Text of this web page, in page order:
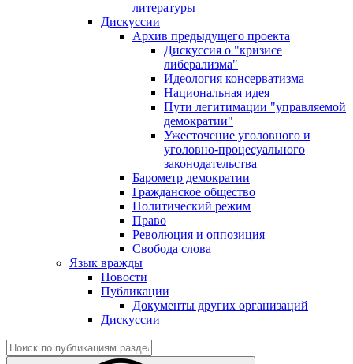
литературы
Дискуссии
Архив предыдущего проекта
Дискуссия о "кризисе
либерализма"
Идеология консерватизма
Национальная идея
Пути легитимации "управляемой
демократии"
Ужесточение уголовного и
уголовно-процесуального
законодательства
Барометр демократии
Гражданское общество
Политический режим
Право
Революция и оппозиция
Свобода слова
Язык вражды
Новости
Публикации
Документы других организаций
Дискуссии